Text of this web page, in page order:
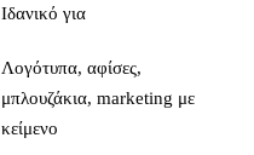
Ιδανικό για
Λογότυπα, αφίσες,
μπλουζάκια, marketing με
κείμενο